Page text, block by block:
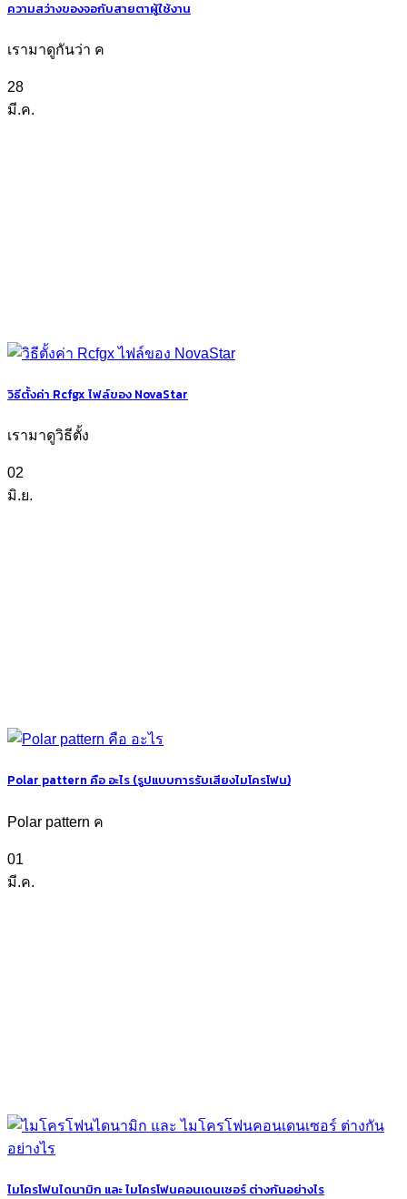
ความสว่างของจอกับสายตาผู้ใช้งาน
เรามาดูกันว่า ค
28
มี.ค.
วิธีตั้งค่า Rcfgx ไฟล์ของ NovaStar
เรามาดูวิธีตั้ง
02
มิ.ย.
Polar pattern คือ อะไร (รูปแบบการรับเสียงไมโครโฟน)
Polar pattern ค
01
มี.ค.
ไมโครโฟนไดนามิก และ ไมโครโฟนคอนเดนเซอร์ ต่างกันอย่างไร